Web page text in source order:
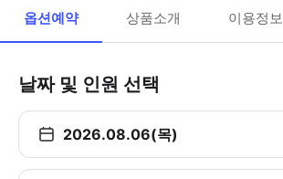
옵션예약 상품소개 이용정보
날짜 및 인원 선택
2026.08.06(목)